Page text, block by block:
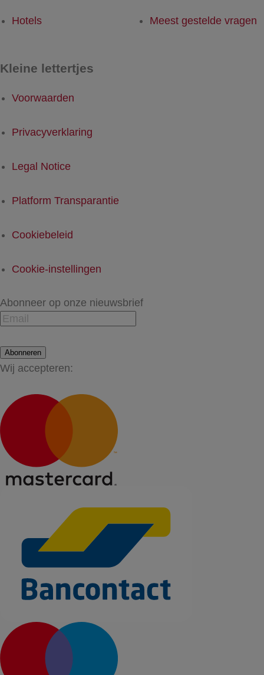
Hotels Meest gestelde vragen
Kleine lettertjes
Voorwaarden
Privacyverklaring
Legal Notice
Platform Transparantie
Cookiebeleid
Cookie-instellingen
Abonneer op onze nieuwsbrief
Abonneren
Wij accepteren: